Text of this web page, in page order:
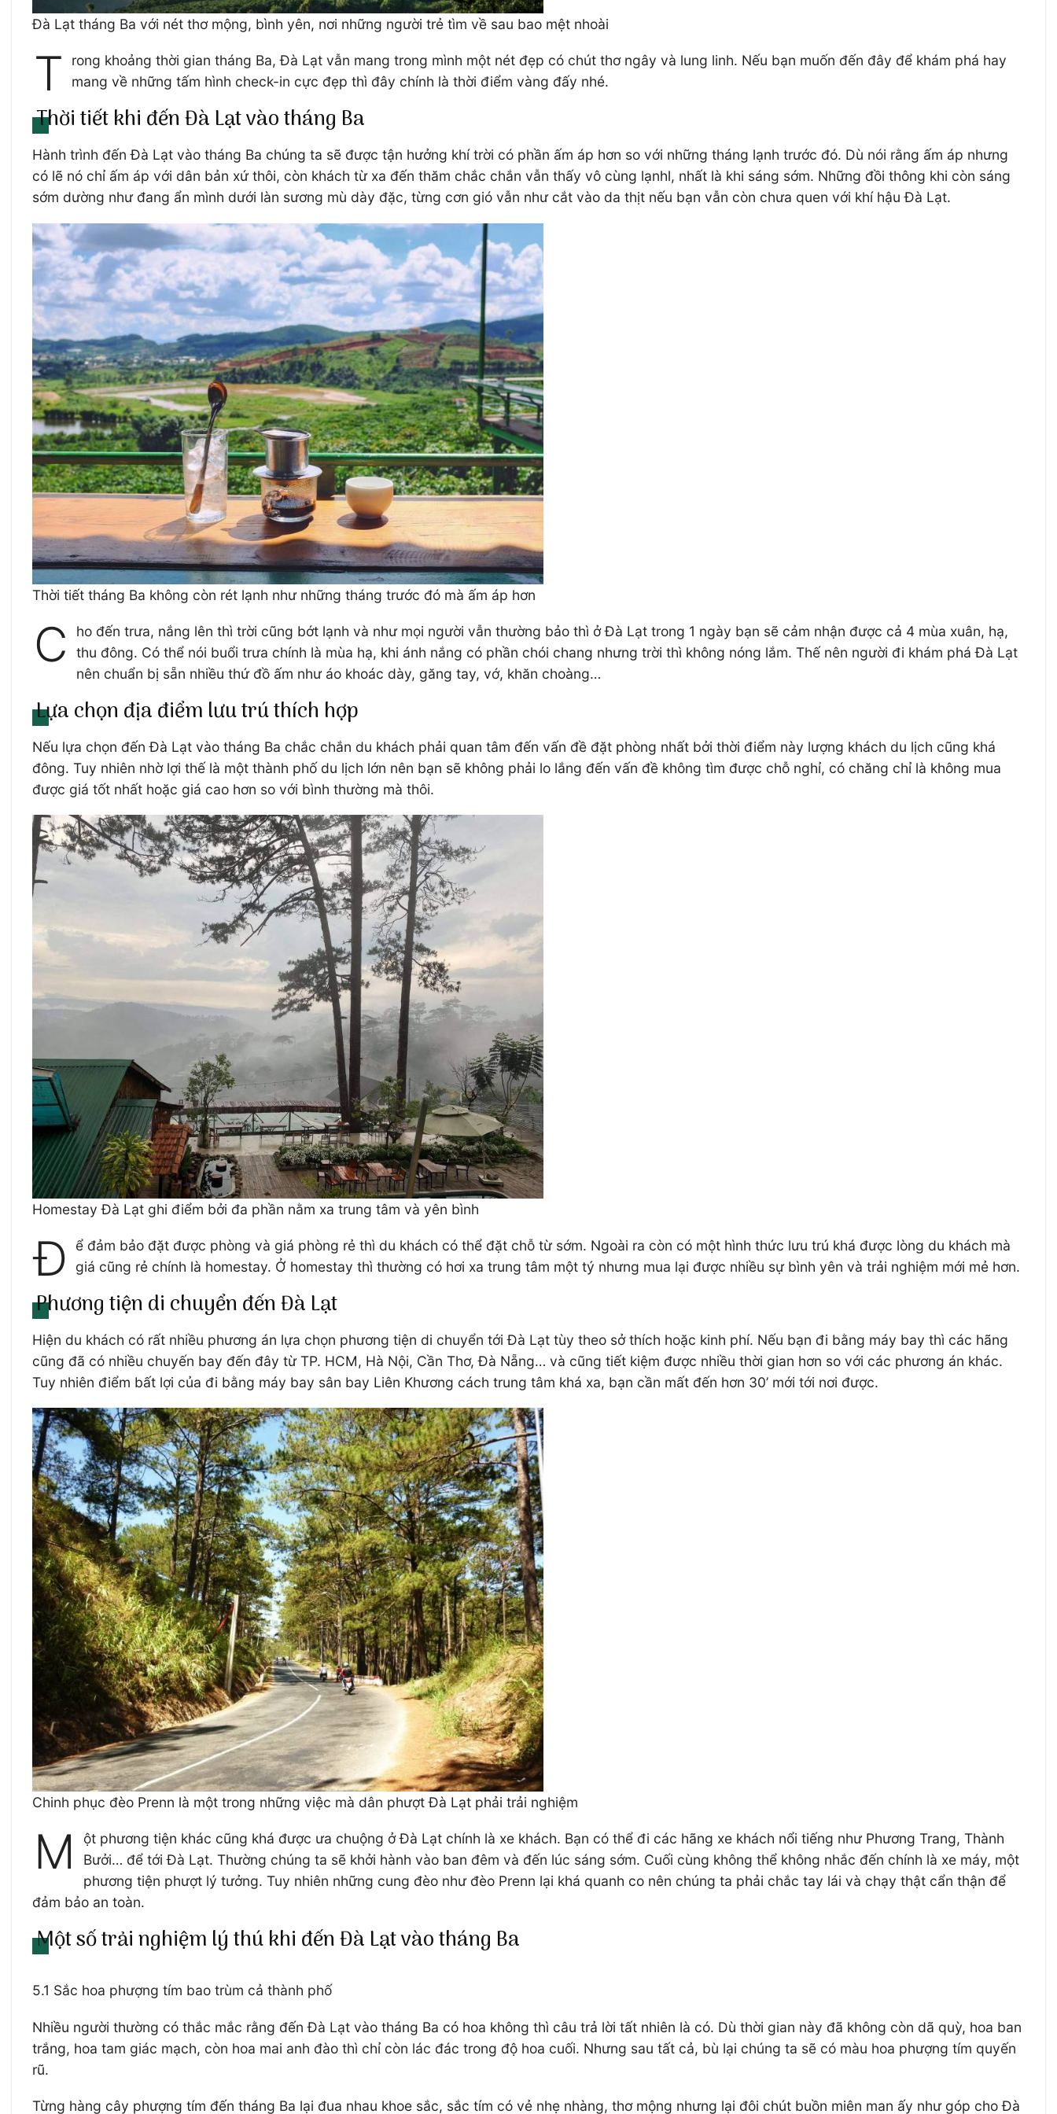
Đà Lạt tháng Ba với nét thơ mộng, bình yên, nơi những người trẻ tìm về sau bao mệt nhoài
T
rong khoảng thời gian tháng Ba, Đà Lạt vẫn mang trong mình một nét đẹp có chút thơ ngây và lung linh. Nếu bạn muốn đến đây để khám phá hay
mang về những tấm hình check-in cực đẹp thì đây chính là thời điểm vàng đấy nhé.
Thời tiết khi đến Đà Lạt vào tháng Ba
Hành trình đến Đà Lạt vào tháng Ba chúng ta sẽ được tận hưởng khí trời có phần ấm áp hơn so với những tháng lạnh trước đó. Dù nói rằng ấm áp nhưng
có lẽ nó chỉ ấm áp với dân bản xứ thôi, còn khách từ xa đến thăm chắc chắn vẫn thấy vô cùng lạnhl, nhất là khi sáng sớm. Những đồi thông khi còn sáng
sớm dường như đang ẩn mình dưới làn sương mù dày đặc, từng cơn gió vẫn như cắt vào da thịt nếu bạn vẫn còn chưa quen với khí hậu Đà Lạt.
Thời tiết tháng Ba không còn rét lạnh như những tháng trước đó mà ấm áp hơn
C
ho đến trưa, nắng lên thì trời cũng bớt lạnh và như mọi người vẫn thường bảo thì ở Đà Lạt trong 1 ngày bạn sẽ cảm nhận được cả 4 mùa xuân, hạ,
thu đông. Có thể nói buổi trưa chính là mùa hạ, khi ánh nắng có phần chói chang nhưng trời thì không nóng lắm. Thế nên người đi khám phá Đà Lạt
nên chuẩn bị sẵn nhiều thứ đồ ấm như áo khoác dày, găng tay, vớ, khăn choàng…
Lựa chọn địa điểm lưu trú thích hợp
Nếu lựa chọn đến Đà Lạt vào tháng Ba chắc chắn du khách phải quan tâm đến vấn đề đặt phòng nhất bởi thời điểm này lượng khách du lịch cũng khá
đông. Tuy nhiên nhờ lợi thế là một thành phố du lịch lớn nên bạn sẽ không phải lo lắng đến vấn đề không tìm được chỗ nghỉ, có chăng chỉ là không mua
được giá tốt nhất hoặc giá cao hơn so với bình thường mà thôi.
Homestay Đà Lạt ghi điểm bởi đa phần nằm xa trung tâm và yên bình
Đ
ể đảm bảo đặt được phòng và giá phòng rẻ thì du khách có thể đặt chỗ từ sớm. Ngoài ra còn có một hình thức lưu trú khá được lòng du khách mà
giá cũng rẻ chính là homestay. Ở homestay thì thường có hơi xa trung tâm một tý nhưng mua lại được nhiều sự bình yên và trải nghiệm mới mẻ hơn.
Phương tiện di chuyển đến Đà Lạt
Hiện du khách có rất nhiều phương án lựa chọn phương tiện di chuyển tới Đà Lạt tùy theo sở thích hoặc kinh phí. Nếu bạn đi bằng máy bay thì các hãng
cũng đã có nhiều chuyến bay đến đây từ TP. HCM, Hà Nội, Cần Thơ, Đà Nẵng… và cũng tiết kiệm được nhiều thời gian hơn so với các phương án khác.
Tuy nhiên điểm bất lợi của đi bằng máy bay sân bay Liên Khương cách trung tâm khá xa, bạn cần mất đến hơn 30’ mới tới nơi được.
Chinh phục đèo Prenn là một trong những việc mà dân phượt Đà Lạt phải trải nghiệm
M
ột phương tiện khác cũng khá được ưa chuộng ở Đà Lạt chính là xe khách. Bạn có thể đi các hãng xe khách nổi tiếng như Phương Trang, Thành
Bưởi… để tới Đà Lạt. Thường chúng ta sẽ khởi hành vào ban đêm và đến lúc sáng sớm. Cuối cùng không thể không nhắc đến chính là xe máy, một
phương tiện phượt lý tưởng. Tuy nhiên những cung đèo như đèo Prenn lại khá quanh co nên chúng ta phải chắc tay lái và chạy thật cẩn thận để
đảm bảo an toàn.
Một số trải nghiệm lý thú khi đến Đà Lạt vào tháng Ba
5.1 Sắc hoa phượng tím bao trùm cả thành phố
Nhiều người thường có thắc mắc rằng đến Đà Lạt vào tháng Ba có hoa không thì câu trả lời tất nhiên là có. Dù thời gian này đã không còn dã quỳ, hoa ban
trắng, hoa tam giác mạch, còn hoa mai anh đào thì chỉ còn lác đác trong độ hoa cuối. Nhưng sau tất cả, bù lại chúng ta sẽ có màu hoa phượng tím quyến
rũ.
Từng hàng cây phượng tím đến tháng Ba lại đua nhau khoe sắc, sắc tím có vẻ nhẹ nhàng, thơ mộng nhưng lại đôi chút buồn miên man ấy như góp cho Đà